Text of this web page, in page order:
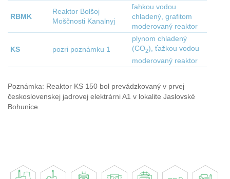
RBMK
Reaktor Bolšoj
Moščnosti Kanalnyj
ľahkou vodou
chladený, grafitom
moderovaný reaktor
KS pozri poznámku 1
plynom chladený
(CO2), ťažkou vodou
moderovaný reaktor
Poznámka: Reaktor KS 150 bol prevádzkovaný v prvej
československej jadrovej elektrárni A1 v lokalite Jaslovské
Bohunice.